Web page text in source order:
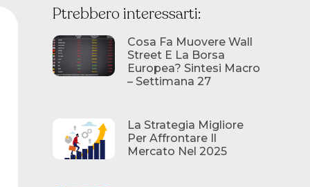
Ptrebbero interessarti:
Cosa Fa Muovere Wall
Street E La Borsa
Europea? Sintesi Macro
– Settimana 27
La Strategia Migliore
Per Affrontare Il
Mercato Nel 2025